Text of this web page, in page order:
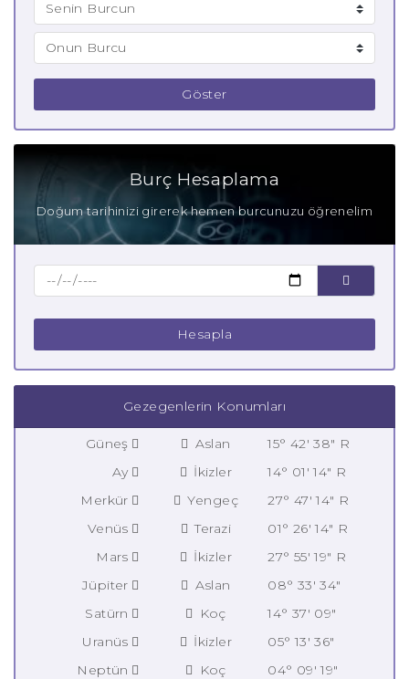
Göster
Burç Hesaplama
Doğum tarihinizi girerek hemen burcunuzu öğrenelim
Hesapla
Gezegenlerin Konumları
Güneş Aslan
15° 42' 38" R
Ay
İkizler
14° 01' 14" R
Merkür
Yengeç
27° 47' 14" R
Venüs
Terazi
01° 26' 14" R
Mars
İkizler
27° 55' 19" R
Jüpiter
Aslan
08° 33' 34"
Satürn
Koç
14° 37' 09"
Uranüs
İkizler
05° 13' 36"
Neptün
Koç
04° 09' 19"